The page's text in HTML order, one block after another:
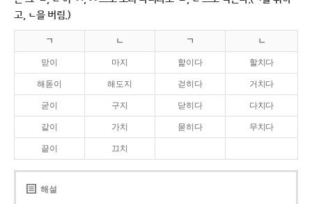
고, ㄴ을 버림.)
ㄱ ㄴ ㄱ ㄴ
맏이 마지 핥이다 할치다
해돋이 해도지 걷히다 거치다
굳이 구지 닫히다 다치다
같이 가치 묻히다 무치다
끝이 끄치
해설